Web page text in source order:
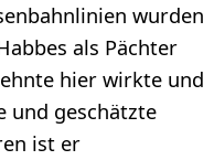
wurden
als Pächter
hier wirkte und
und geschätzte
ist er